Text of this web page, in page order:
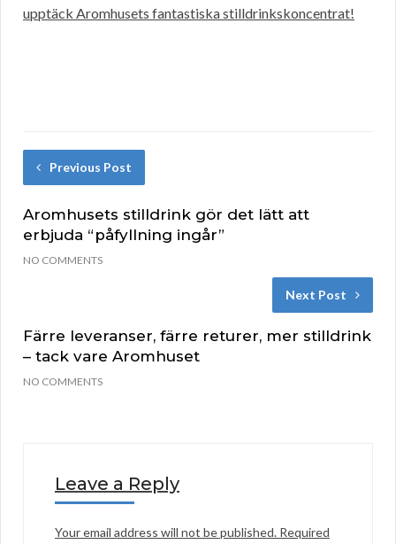
upptäck Aromhusets fantastiska stilldrinkskoncentrat!
Previous Post
Aromhusets stilldrink gör det lätt att
erbjuda “påfyllning ingår”
NO COMMENTS
Next Post
Färre leveranser, färre returer, mer stilldrink
– tack vare Aromhuset
NO COMMENTS
Leave a Reply
Your email address will not be published. Required